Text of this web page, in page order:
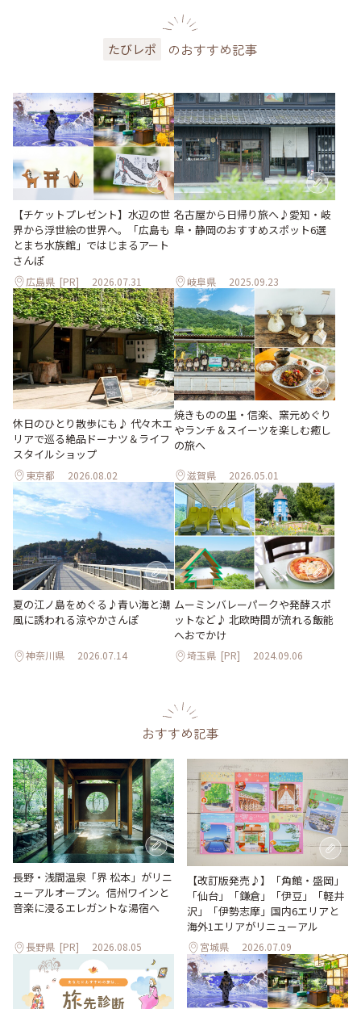
たびレポ のおすすめ記事
【チケットプレゼント】水辺の世
界から浮世絵の世界へ。「広島も
とまち水族館」ではじまるアート
さんぽ
広島県 [PR] 2026.07.31
名古屋から日帰り旅へ♪愛知・岐
阜・静岡のおすすめスポット6選
岐阜県 2025.09.23
休日のひとり散歩にも♪ 代々木エ
リアで巡る絶品ドーナツ＆ライフ
スタイルショップ
東京都 2026.08.02
焼きものの里・信楽、窯元めぐり
やランチ＆スイーツを楽しむ癒し
の旅へ
滋賀県 2026.05.01
夏の江ノ島をめぐる♪青い海と潮
風に誘われる涼やかさんぽ
神奈川県 2026.07.14
ムーミンバレーパークや発酵スポ
ットなど♪ 北欧時間が流れる飯能
へおでかけ
埼玉県 [PR] 2024.09.06
おすすめ記事
長野・浅間温泉「界 松本」がリニ
ューアルオープン。信州ワインと
音楽に浸るエレガントな湯宿へ
長野県 [PR] 2026.08.05
【改訂版発売♪】「角館・盛岡」
「仙台」「鎌倉」「伊豆」「軽井
沢」「伊勢志摩」国内6エリアと
海外1エリアがリニューアル
宮城県 2026.07.09